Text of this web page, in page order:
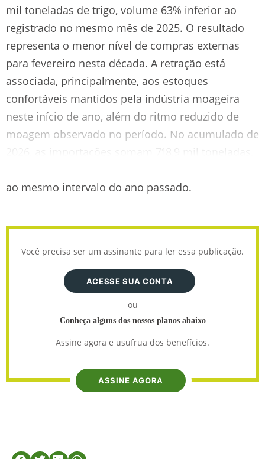
mil toneladas de trigo, volume 63% inferior ao
registrado no mesmo mês de 2025. O resultado
representa o menor nível de compras externas
para fevereiro nesta década. A retração está
associada, principalmente, aos estoques
confortáveis mantidos pela indústria moageira
neste início de ano, além do ritmo reduzido de
moagem observado no período. No acumulado de
2026, as importações somam 718,9 mil toneladas,
ao mesmo intervalo do ano passado.
Você precisa ser um assinante para ler essa publicação.
ACESSE SUA CONTA
ou
Conheça alguns dos nossos planos abaixo
Assine agora e usufrua dos benefícios.
ASSINE AGORA